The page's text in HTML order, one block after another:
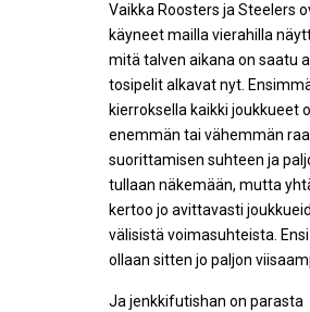
Vaikka Roosters ja Steelers
käyneet mailla vierahilla
mitä talven aikana on saatu
tosipelit alkavat nyt.
kierroksella kaikki joukkueet
enemmän tai vähemmän
suorittamisen suhteen ja
tullaan näkemään, mutta
kertoo jo avittavasti
välisistä voimasuhteista.
ollaan sitten jo paljon
Ja jenkkifutishan on parasta